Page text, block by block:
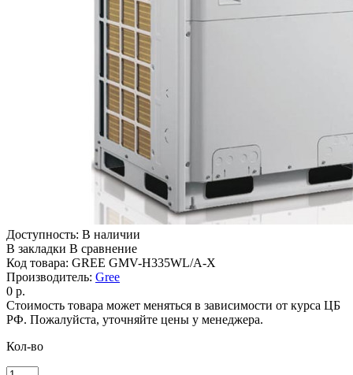
Доступность: В наличии
В закладки В сравнение
Код товара: GREE GMV-H335WL/A-X
Производитель: Gree
0 р.
Стоимость товара может меняться в зависимости от курса ЦБ
РФ. Пожалуйста, уточняйте цены у менеджера.
Кол-во